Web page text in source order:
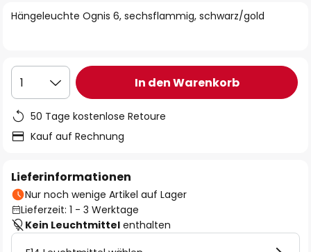
Hängeleuchte Ognis 6, sechsflammig, schwarz/gold
1 In den Warenkorb
50 Tage kostenlose Retoure
Kauf auf Rechnung
Lieferinformationen
Nur noch wenige Artikel auf Lager
Lieferzeit: 1 - 3 Werktage
Kein Leuchtmittel enthalten